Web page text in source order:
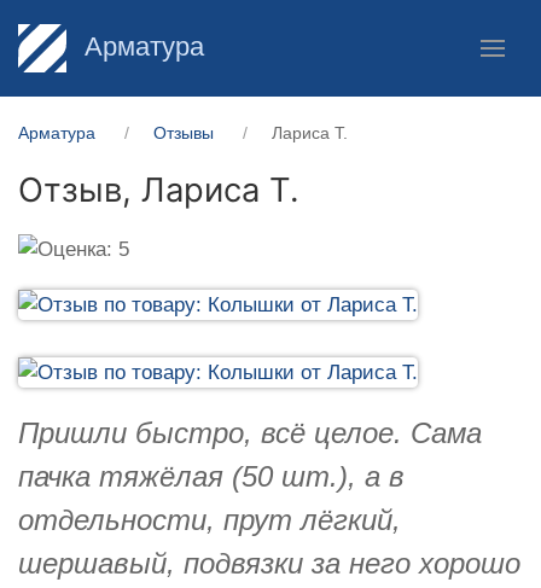
Арматура
Арматура Отзывы Лариса Т.
Отзыв, Лариса Т.
Пришли быстро, всё целое. Сама
пачка тяжёлая (50 шт.), а в
отдельности, прут лёгкий,
шершавый, подвязки за него хорошо